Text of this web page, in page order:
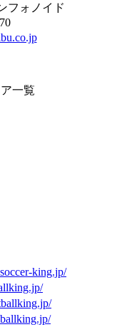
フォノイド
一覧
king.jp/